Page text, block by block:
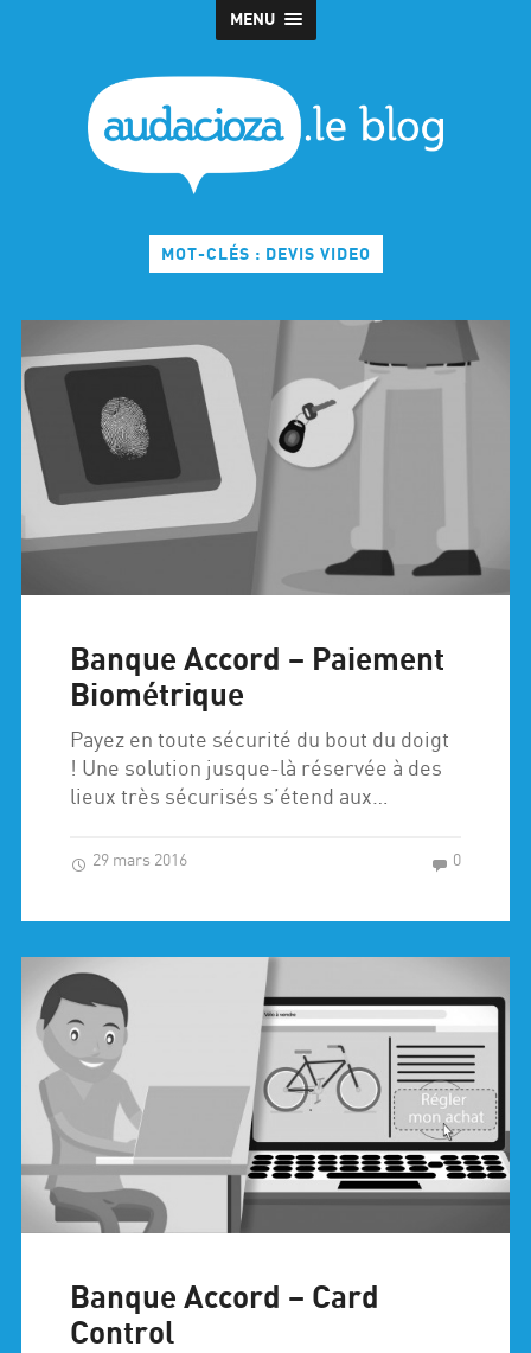
MENU
MOT-CLÉS : DEVIS VIDEO
Banque Accord – Paiement
Biométrique
Payez en toute sécurité du bout du doigt
! Une solution jusque-là réservée à des
lieux très sécurisés s’étend aux…
29 mars 2016 0
Banque Accord – Card
Control